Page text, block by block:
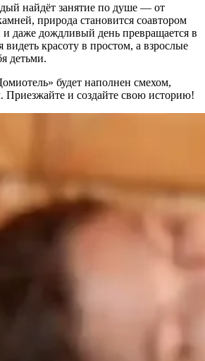
найдёт занятие по душе — от
природа становится соавтором
даже дождливый день превращается в
видеть красоту в простом, а взрослые
детьми.
будет наполнен смехом,
Приезжайте и создайте свою историю!